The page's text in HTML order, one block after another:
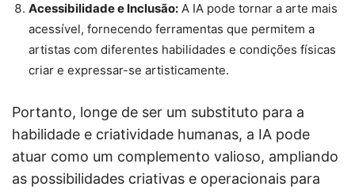
Acessibilidade e Inclusão: A IA pode tornar a arte mais
acessível, fornecendo ferramentas que permitem a
artistas com diferentes habilidades e condições físicas
criar e expressar-se artisticamente.
Portanto, longe de ser um substituto para a
habilidade e criatividade humanas, a IA pode
atuar como um complemento valioso, ampliando
as possibilidades criativas e operacionais para